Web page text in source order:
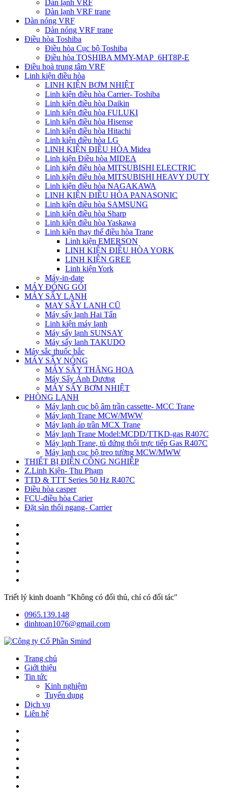
Dàn lạnh VRF
Dàn lạnh VRF trane
Dàn nóng VRF
Dàn nóng VRF trane
Điều hòa Toshiba
Điều hòa Cục bộ Toshiba
Điều hòa TOSHIBA MMY-MAP_6HT8P-E
Điều hoà trung tâm VRF
Linh kiện điều hòa
LINH KIỆN BƠM NHIỆT
Linh kiện điều hòa Carrier- Toshiba
Linh kiện điều hòa Daikin
Linh kiện điều hòa FULUKI
Linh kiện điều hòa Hisense
Linh kiện điều hòa Hitachi
Linh kiện điều hòa LG
LINH KIỆN ĐIỀU HÒA Midea
Linh kiện Điều hòa MIDEA
Linh kiện điều hòa MITSUBISHI ELECTRIC
Linh kiện điều hòa MITSUBISHI HEAVY DUTY
Linh kiện điều hòa NAGAKAWA
LINH KIỆN ĐIỀU HÒA PANASONIC
Linh kiện điều hòa SAMSUNG
Linh kiện điều hòa Sharp
Linh kiện điều hòa Yaskawa
Linh kiện thay thế điều hòa Trane
Linh kiện EMERSON
LINH KIỆN ĐIỀU HÒA YORK
LINH KIỆN GREE
Linh kiện York
Máy-in-date
MÁY ĐÓNG GÓI
MÁY SẤY LẠNH
MAY SÂY LANH CŨ
Máy sấy lạnh Hai Tấn
Linh kiện máy lạnh
Máy sấy lạnh SUNSAY
Máy sấy lanh TAKUDO
Máy sắc thuốc bắc
MÁY SẤY NÓNG
MÁY SẤY THĂNG HOA
Máy Sấy Ánh Dương
MÁY SẤY BƠM NHIỆT
PHÒNG LẠNH
Máy lạnh cục bộ âm trần cassette- MCC Trane
Máy lạnh Trane MCW/MWW
Máy lạnh áp trần MCX Trane
Máy lạnh Trane Model:MCDD/TTKD-gas R407C
Máy lạnh Trane, tủ đứng thổi trực tiếp Gas R407C
Máy lạnh cục bộ treo tường MCW/MWW
THIẾT BỊ ĐIỆN CÔNG NGHIỆP
Z.Linh Kiện- Thu Phạm
TTD & TTT Series 50 Hz R407C
Điều hòa casper
FCU-điều hòa Carier
Đặt sàn thổi ngang- Carrier
Triết lý kinh doanh "Không có đối thủ, chỉ có đối tác"
0965.139.148
dinhtoan1076@gmail.com
Trang chủ
Giới thiệu
Tin tức
Kinh nghiệm
Tuyển dụng
Dịch vụ
Liên hệ